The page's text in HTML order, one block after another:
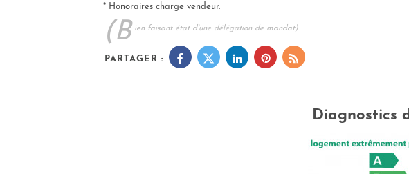
* Honoraires charge vendeur.
(B ien faisant état d'une délégation de mandat)
PARTAGER :
Diagnostics